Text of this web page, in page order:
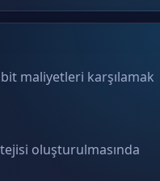
maliyetleri karşılamak
oluşturulmasında